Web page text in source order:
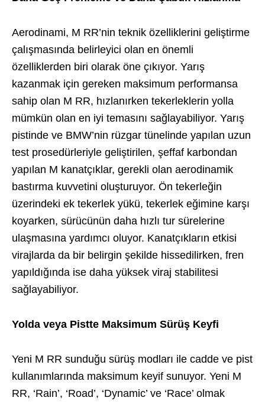
Aerodinami, M RR’nin teknik özelliklerini geliştirme
çalışmasında belirleyici olan en önemli
özelliklerden biri olarak öne çıkıyor. Yarış
kazanmak için gereken maksimum performansa
sahip olan M RR, hızlanırken tekerleklerin yolla
mümkün olan en iyi temasını sağlayabiliyor. Yarış
pistinde ve BMW’nin rüzgar tünelinde yapılan uzun
test prosedürleriyle geliştirilen, şeffaf karbondan
yapılan M kanatçıklar, gerekli olan aerodinamik
bastırma kuvvetini oluşturuyor. Ön tekerleğin
üzerindeki ek tekerlek yükü, tekerlek eğimine karşı
koyarken, sürücünün daha hızlı tur sürelerine
ulaşmasına yardımcı oluyor. Kanatçıkların etkisi
virajlarda da bir belirgin şekilde hissedilirken, fren
yapıldığında ise daha yüksek viraj stabilitesi
sağlayabiliyor.
Yolda veya Pistte Maksimum Sürüş Keyfi
Yeni M RR sunduğu sürüş modları ile cadde ve pist
kullanımlarında maksimum keyif sunuyor. Yeni M
RR, ‘Rain’, ‘Road’, ‘Dynamic’ ve ‘Race’ olmak